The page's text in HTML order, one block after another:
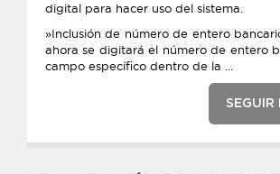
digital para hacer uso del sistema.
»Inclusión de número de entero
ahora se digitará el número de entero
campo específico dentro de la ...
SEGUIR